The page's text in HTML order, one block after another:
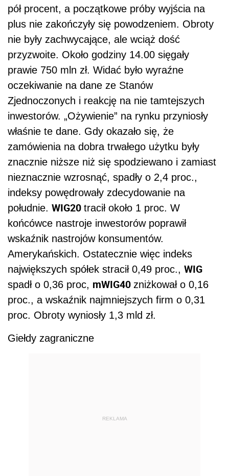
pół procent, a początkowe próby wyjścia na
plus nie zakończyły się powodzeniem. Obroty
nie były zachwycające, ale wciąż dość
przyzwoite. Około godziny 14.00 sięgały
prawie 750 mln zł. Widać było wyraźne
oczekiwanie na dane ze Stanów
Zjednoczonych i reakcję na nie tamtejszych
inwestorów. „Ożywienie” na rynku przyniosły
właśnie te dane. Gdy okazało się, że
zamówienia na dobra trwałego użytku były
znacznie niższe niż się spodziewano i zamiast
nieznacznie wzrosnąć, spadły o 2,4 proc.,
indeksy powędrowały zdecydowanie na
południe. WIG20 tracił około 1 proc. W
końcówce nastroje inwestorów poprawił
wskaźnik nastrojów konsumentów.
Amerykańskich. Ostatecznie więc indeks
największych spółek stracił 0,49 proc., WIG
spadł o 0,36 proc, mWIG40 zniżkował o 0,16
proc., a wskaźnik najmniejszych firm o 0,31
proc. Obroty wyniosły 1,3 mld zł.
Giełdy zagraniczne
REKLAMA